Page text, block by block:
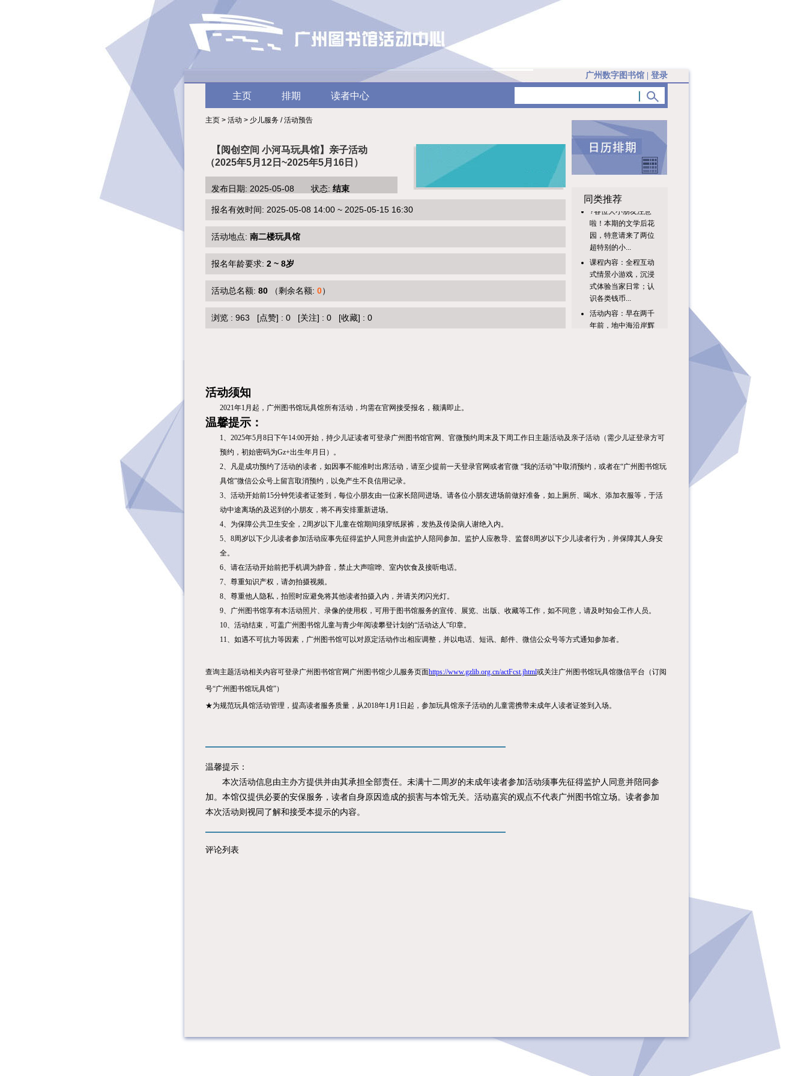
广州数字图书馆 登录
主页 排期 读者中心
主页 > 活动 > 少儿服务 / 活动预告
【阅创空间 小河马玩具馆】亲子活动
（2025年5月12日~2025年5月16日）
发布日期: 2025-05-08 状态: 结束
报名有效时间: 2025-05-08 14:00 ~ 2025-05-15 16:30
活动地点: 南二楼玩具馆
报名年龄要求: 2 ~ 8岁
活动总名额: 80 （剩余名额: 0）
浏览 : 963 [点赞] : 0 [关注] : 0 [收藏] : 0
同类推荐
?各位大小朋友注意
啦！本期的文学后花
园，特意请来了两位
超特别的小...
式情景小游戏，沉浸
式体验当家日常；认
识各类钱币...
年前，地中海沿岸辉
煌的古代文明已经建
转信息检索8月10日
有“钱”坤：启蒙理财
【活动时间...
的由来、物候特征、
课程内容：1.组织亲
关：准备红色中国、
带领小读者了解编程
特效、随机...
活动须知
2021年1 月起，广州图书馆玩具馆所有活动，均需在官网接受报名，额满即止。
温馨提示：
1、 2025年5月8日下午14:00开始，持少儿证读者可登录广州图书馆官网、官微预约周末及下周工作日主题活动及亲子活动（需少儿证登录方可
预约，初始密码为Gz+出生年月日）。
2、凡是成功预约了活动的读者，如因事不能准时出席活动，请至少提前一天登录官网或者官微 “我的活动”中取消预约，或者在“广州图书馆玩
具馆”微信公众号上留言取消预约，以免产生不良信用记录。
3、活动开始前15分钟凭读者证签到，每位小朋友由一位家长陪同进场。请各位小朋友进场前做好准备，如上厕所、喝水、添加衣服等，于活
动中途离场的及迟到的小朋友，将不再安排重新进场。
4、为保障公共卫生安全， 2周岁以下儿童在馆期间须穿纸尿裤，发热及传染病人谢绝入内。
5、8周岁以下少儿读者参加活动应事先征得监护人同意并由监护人陪同参加。监护人应教导、监督8周岁以下少儿读者行为，并保障其人身安
全。
6、请在活动开始前把手机调为静音，禁止大声喧哗、室内饮食及接听电话。
7、尊重知识产权，请勿拍摄视频。
8、尊重他人隐私，拍照时应避免将其他读者拍摄入内，并请关闭闪光灯。
9、广州图书馆享有本活动照片、录像的使用权，可用于图书馆服务的宣传、展览、出版、收藏等工作，如不同意，请及时知会工作人员。
10、活动结束，可盖广州图书馆儿童与青少年阅读攀登计划的“活动达人”印章。
11、如遇不可抗力等因素，广州图书馆可以对原定活动作出相应调整，并以电话、短讯、邮件、微信公众号等方式通知参加者。
查询主题活动相关内容可登录广州图书馆官网广州图书馆少儿服务页面https://www.gzlib.org.cn/actFcst.jhtml或关注广州图书馆玩具馆微信平台（订阅
号“广州图书馆玩具馆”）
★为规范玩具馆活动管理，提高读者服务质量，从2018年1 月 1 日起，参加玩具馆亲子活动的儿童需携带未成年人读者证签到入场。
温馨提示：
本次活动信息由主办方提供并由其承担全部责任。未满十二周岁的未成年读者参加活动须事先征得监护人同意并陪同参
加。本馆仅提供必要的安保服务，读者自身原因造成的损害与本馆无关。活动嘉宾的观点不代表广州图书馆立场。读者参加
本次活动则视同了解和接受本提示的内容。
评论列表